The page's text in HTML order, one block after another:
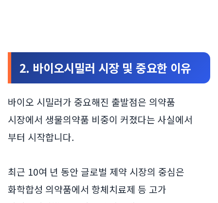
2. 바이오시밀러 시장 및 중요한 이유
바이오 시밀러가 중요해진 출발점은 의약품
시장에서 생물의약품 비중이 커졌다는 사실에서
부터 시작합니다.
최근 10여 년 동안 글로벌 제약 시장의 중심은
화학합성 의약품에서 항체치료제 등 고가